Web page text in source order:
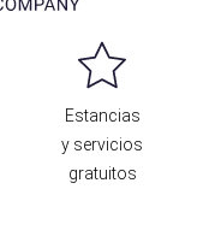
Estancias
y servicios
gratuitos